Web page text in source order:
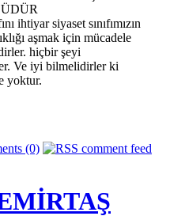
ihtiyar siyaset sınıfımızın
aşmak için mücadele
hiçbir şeyi
Ve iyi bilmelidirler ki
yoktur.
(0)